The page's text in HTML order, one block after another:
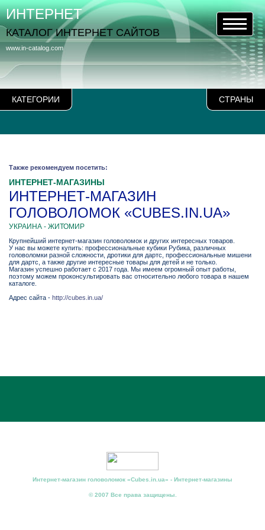
КАТЕГОРИИ СТРАНЫ
www.in-catalog.com
ИНТЕРНЕТ
КАТАЛОГ ИНТЕРНЕТ САЙТОВ
Также рекомендуем посетить:
ИНТЕРНЕТ-МАГАЗИНЫ
ИНТЕРНЕТ-МАГАЗИН
ГОЛОВОЛОМОК «CUBES.IN.UA»
УКРАИНА - ЖИТОМИР
Крупнейший интернет-магазин головоломок и других интересных товаров.
У нас вы можете купить: профессиональные кубики Рубика, различных
головоломки разной сложности, дротики для дартс, профессиональные мишени
для дартс, а также другие интересные товары для детей и не только.
Магазин успешно работает с 2017 года. Мы имеем огромный опыт работы,
поэтому можем проконсультировать вас относительно любого товара в нашем
каталоге.
Адрес сайта - http://cubes.in.ua/
Интернет-магазин головоломок «Cubes.in.ua» - Интернет-магазины
© 2007 Все права защищены.